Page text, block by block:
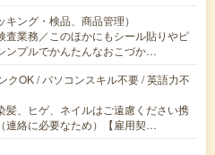
ング・検品、商品管理）
査業務／このほかにもシール貼りやピ
ンプルでかんたんなおこづか…
クOK / パソコンスキル不要 / 英語力不
髪、ヒゲ、ネイルはご遠慮ください携
連絡に必要なため）【雇用契…